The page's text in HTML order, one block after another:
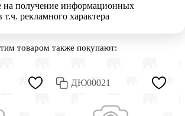
на получение информационных
т.ч. рекламного характера
товаром также покупают:
ДЮ00021